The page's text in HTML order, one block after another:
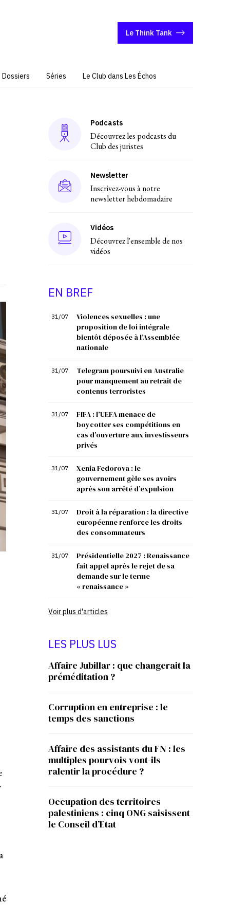
Le Think Tank
Dossiers Séries Le Club dans Les Échos
Podcasts
Découvrez les podcasts du
Club des juristes
Newsletter
Inscrivez-vous à notre
newsletter hebdomadaire
Vidéos
Découvrez l'ensemble de nos
vidéos
EN BREF
31/07
Violences sexuelles : une
proposition de loi intégrale
bientôt déposée à l’Assemblée
nationale
31/07
Telegram poursuivi en Australie
pour manquement au retrait de
contenus terroristes
31/07
FIFA : l’UEFA menace de
boycotter ses compétitions en
cas d’ouverture aux investisseurs
privés
31/07
Xenia Fedorova : le
gouvernement gèle ses avoirs
après son arrêté d’expulsion
31/07
Droit à la réparation : la directive
européenne renforce les droits
des consommateurs
31/07
Présidentielle 2027 : Renaissance
fait appel après le rejet de sa
demande sur le terme
« renaissance »
Voir plus d'articles
LES PLUS LUS
Affaire Jubillar : que changerait la
préméditation ?
Corruption en entreprise : le
temps des sanctions
Affaire des assistants du FN : les
multiples pourvois vont-ils
ralentir la procédure ?
Occupation des territoires
palestiniens : cinq ONG saisissent
le Conseil d’Etat